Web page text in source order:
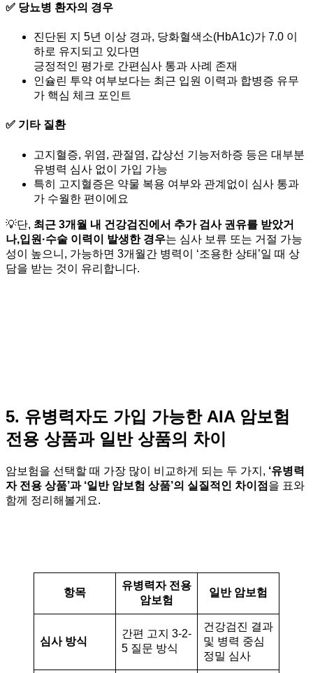
✅ 당뇨병 환자의 경우
진단된 지 5년 이상 경과, 당화혈색소(HbA1c)가 7.0 이
하로 유지되고 있다면
긍정적인 평가로 간편심사 통과 사례 존재
인슐린 투약 여부보다는 최근 입원 이력과 합병증 유무
가 핵심 체크 포인트
✅ 기타 질환
고지혈증, 위염, 관절염, 갑상선 기능저하증 등은 대부분
유병력 심사 없이 가입 가능
특히 고지혈증은 약물 복용 여부와 관계없이 심사 통과
가 수월한 편이에요
💡단, 최근 3개월 내 건강검진에서 추가 검사 권유를 받았거
나,입원·수술 이력이 발생한 경우는 심사 보류 또는 거절 가능
성이 높으니, 가능하면 3개월간 병력이 ‘조용한 상태’일 때 상
담을 받는 것이 유리합니다.
5. 유병력자도 가입 가능한 AIA 암보험
전용 상품과 일반 상품의 차이
암보험을 선택할 때 가장 많이 비교하게 되는 두 가지, ‘유병력
자 전용 상품’과 ‘일반 암보험 상품’의 실질적인 차이점 을 표와
함께 정리해볼게요.
항목
유병력자 전용
암보험
일반 암보험
심사 방식
간편 고지 3-2-
5 질문 방식
건강검진 결과
및 병력 중심
정밀 심사